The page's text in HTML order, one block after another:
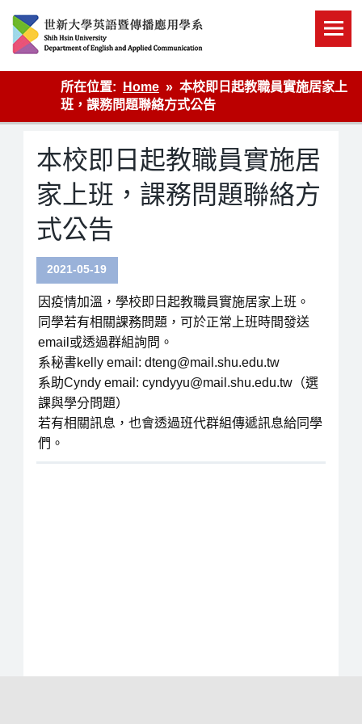
content
英語傳播
所在位置:
Home
本校即日起教職員實施居家上
班，課務問題聯絡方式公告
本校即日起教職員實施居
家上班，課務問題聯絡方
式公告
2021-05-19
因疫情加溫，學校即日起教職員實施居家上班。
同學若有相關課務問題，可於正常上班時間發送
email或透過群組詢問。
系秘書kelly email: dteng@mail.shu.edu.tw
系助Cyndy email: cyndyyu@mail.shu.edu.tw（選
課與學分問題）
若有相關訊息，也會透過班代群組傳遞訊息給同學
們。